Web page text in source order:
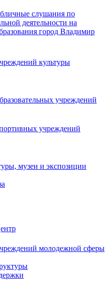
слушания по
деятельности на
город Владимир
культуры
учреждений
учреждений
музеи и экспозиции
молодежной сферы